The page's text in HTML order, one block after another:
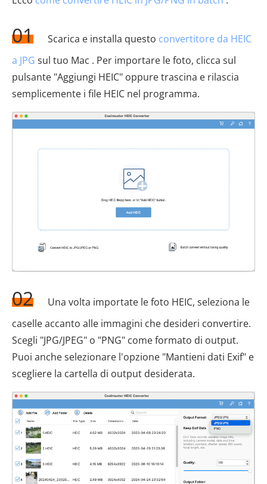
01 Scarica e installa questo convertitore da HEIC
a JPG sul tuo Mac . Per importare le foto, clicca sul
pulsante "Aggiungi HEIC" oppure trascina e rilascia
semplicemente i file HEIC nel programma.
02
Una volta importate le foto HEIC, seleziona le
caselle accanto alle immagini che desideri convertire.
Scegli "JPG/JPEG" o "PNG" come formato di output.
Puoi anche selezionare l'opzione "Mantieni dati Exif" e
scegliere la cartella di output desiderata.